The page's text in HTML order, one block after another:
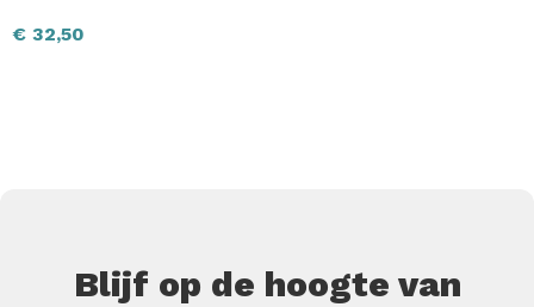
€ 32,50
Blijf op de hoogte van